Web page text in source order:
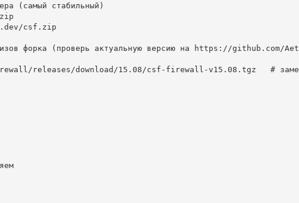
(самый стабильный)
csf.zip
форка (проверь актуальную версию на https://github.com/
releases/download/15.08/csf-firewall-v15.08.tgz   #